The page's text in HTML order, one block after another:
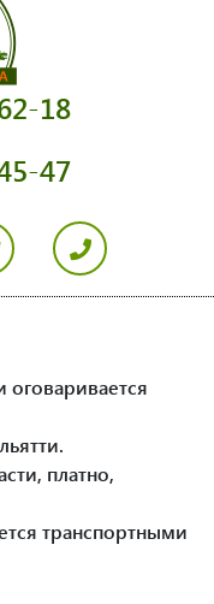
18
47
оговаривается
платно,
транспортными